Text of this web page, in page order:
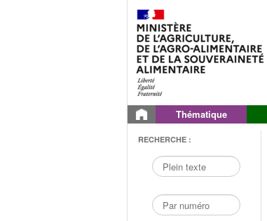
Thématique
RECHERCHE :